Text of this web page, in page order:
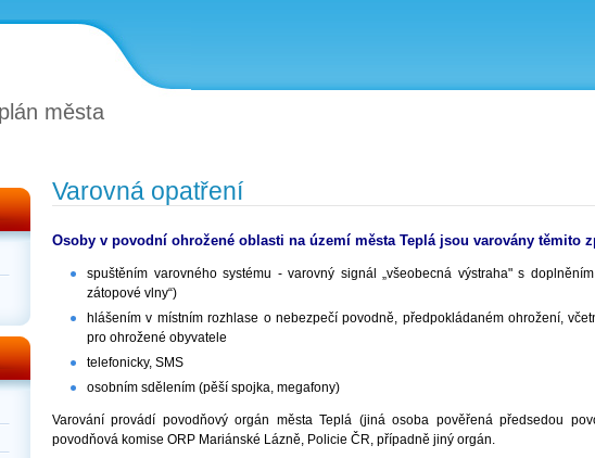
města
Varovná opatření
Osoby v povodní ohrožené oblasti na území města Teplá jsou varovány těmito
spuštěním varovného systému - varovný signál „všeobecná výstraha" s
zátopové vlny“)
hlášením v místním rozhlase o nebezpečí povodně, předpokládaném ohrožení,
pro ohrožené obyvatele
telefonicky, SMS
osobním sdělením (pěší spojka, megafony)
Varování provádí povodňový orgán města Teplá (jiná osoba pověřená předsedou
povodňová komise ORP Mariánské Lázně, Policie ČR, případně jiný orgán.